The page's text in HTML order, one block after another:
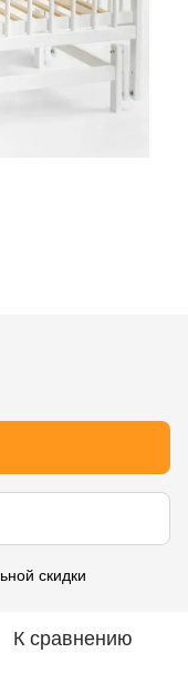
скидки
К сравнению